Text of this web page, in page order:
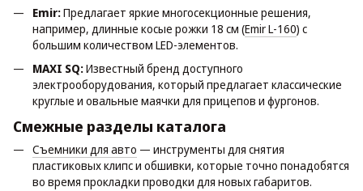
Emir:Предлагает яркие многосекционные решения,
например, длинные косые рожки 18 см (Emir L-160) с
большим количеством LED-элементов.
MAXI SQ:Известный бренд доступного
электрооборудования, который предлагает классические
круглые и овальные маячки для прицепов и фургонов.
Смежные разделы каталога
Съемники для авто — инструменты для снятия
пластиковых клипс и обшивки, которые точно понадобятся
во время прокладки проводки для новых габаритов.